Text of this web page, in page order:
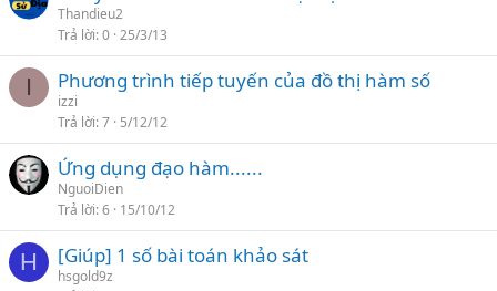
Thandieu2
Trả lời 0 25/3/13
I Phương trình tiếp tuyến của đồ thị hàm số
izzi
Trả lời 7 5/12/12
Ứng dụng đạo hàm......
NguoiDien
Trả lời 6 15/10/12
H [Giúp] 1 số bài toán khảo sát
hsgold9z